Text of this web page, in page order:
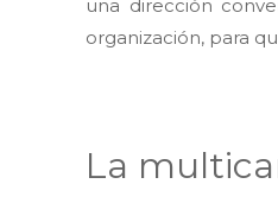
una dirección
organización, para
La